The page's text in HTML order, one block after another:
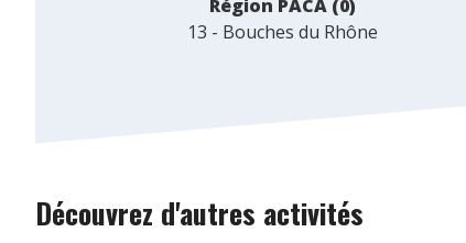
Région PACA (0)
13 - Bouches du Rhône
Découvrez d'autres activités